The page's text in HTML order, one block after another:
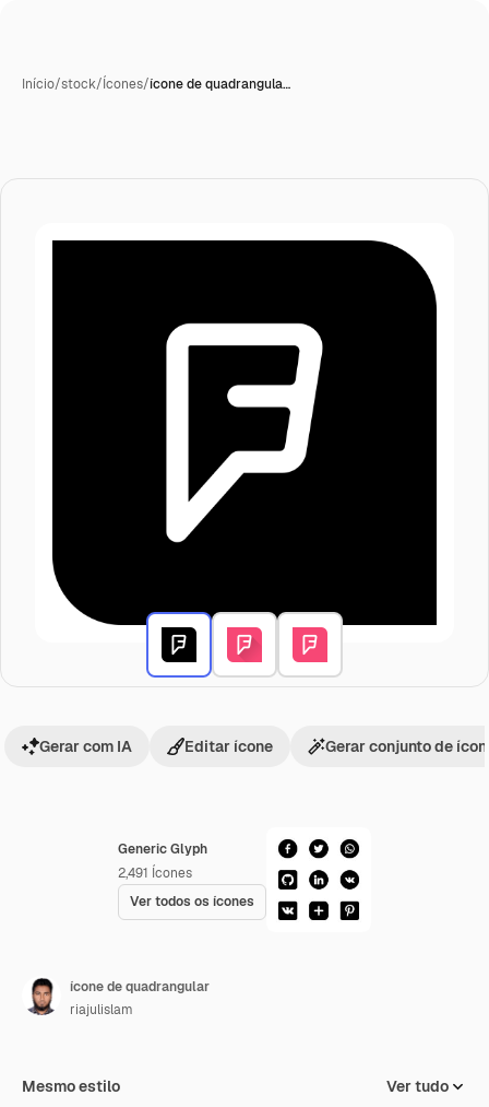
Início/stock/Ícones/ícone de quadrangula…
Generic Glyph
2,491 Ícones
Ver todos os ícones
Gerar com IA Editar ícone Gerar conjunto de
ícone de quadrangular
riajulislam
Mesmo estilo Ver tudo